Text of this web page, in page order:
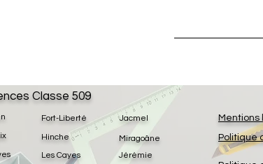
Fort-Liberté
Hinche
Les Cayes
Jacmel
Jérémie
Miragoâne
Classe 509
Mentions
Politique